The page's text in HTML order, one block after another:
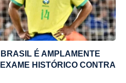
É AMPLAMENTE
HISTÓRICO CONTRA